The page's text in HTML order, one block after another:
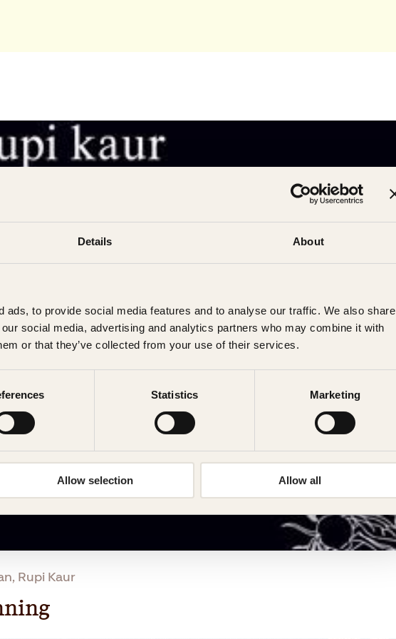
Details About
ads, to provide social media features and to analyse our traffic. We also share
social media, advertising and analytics partners who may combine it with
or that they’ve collected from your use of their services.
Statistics Marketing
Allow selection Allow all
krN
v
æ
r
e
n
e
p
i
e
r
:
Les mer
Rupi Kaur